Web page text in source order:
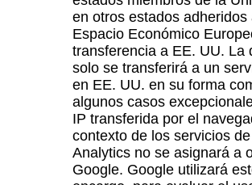
en otros estados adheridos
Espacio Económico
transferencia a EE. UU. La
solo se transferirá a un
en EE. UU. en su forma
algunos casos
IP transferida por el
contexto de los servicios
Analytics no se asignará a
Google. Google utilizará